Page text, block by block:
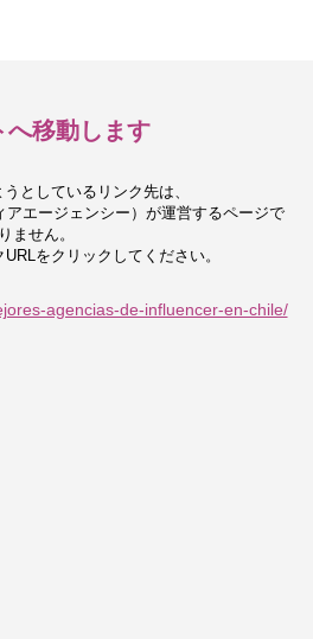
へ移動します
としているリンク先は、
エージェンシー）が運営するページで
ません。
をクリックしてください。
agencias-de-influencer-en-chile/